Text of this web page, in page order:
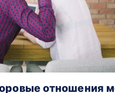
отношения